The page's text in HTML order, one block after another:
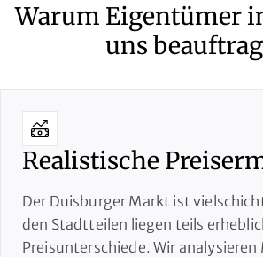
Warum Eigentümer
uns
Realistische
Der Duisburger Markt ist
den Stadtteilen liegen teils
Preisunterschiede. Wir